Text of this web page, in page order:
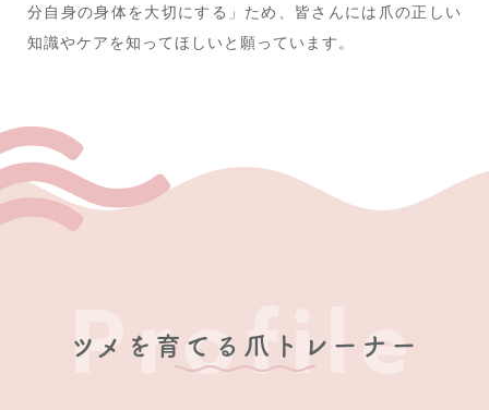
分自身の身体を大切にする」ため、皆さんには爪の正しい
知識やケアを知ってほしいと願っています。
ツメを育てる爪トレーナー
Profile